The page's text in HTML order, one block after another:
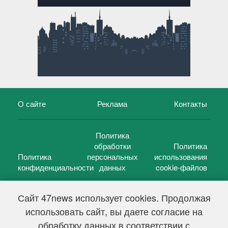
Сайт 47news использует cookies. Продолжая
использовать сайт, вы даете согласие на
обработку данных в соответствии с
О сайте Реклама Контакты
Политика
конфиденциальности
Политика
обработки
персональных
данных
Политика
использования
cookie-файлов
47 новостей (47 news)2005 — 2026 г.
Свидетельство о регистрации СМИ Эл № ФС 77-39848, выдано